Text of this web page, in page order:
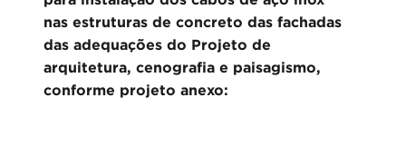
nas estruturas de concreto das fachadas
das adequações do Projeto de
arquitetura, cenografia e paisagismo,
conforme projeto anexo: